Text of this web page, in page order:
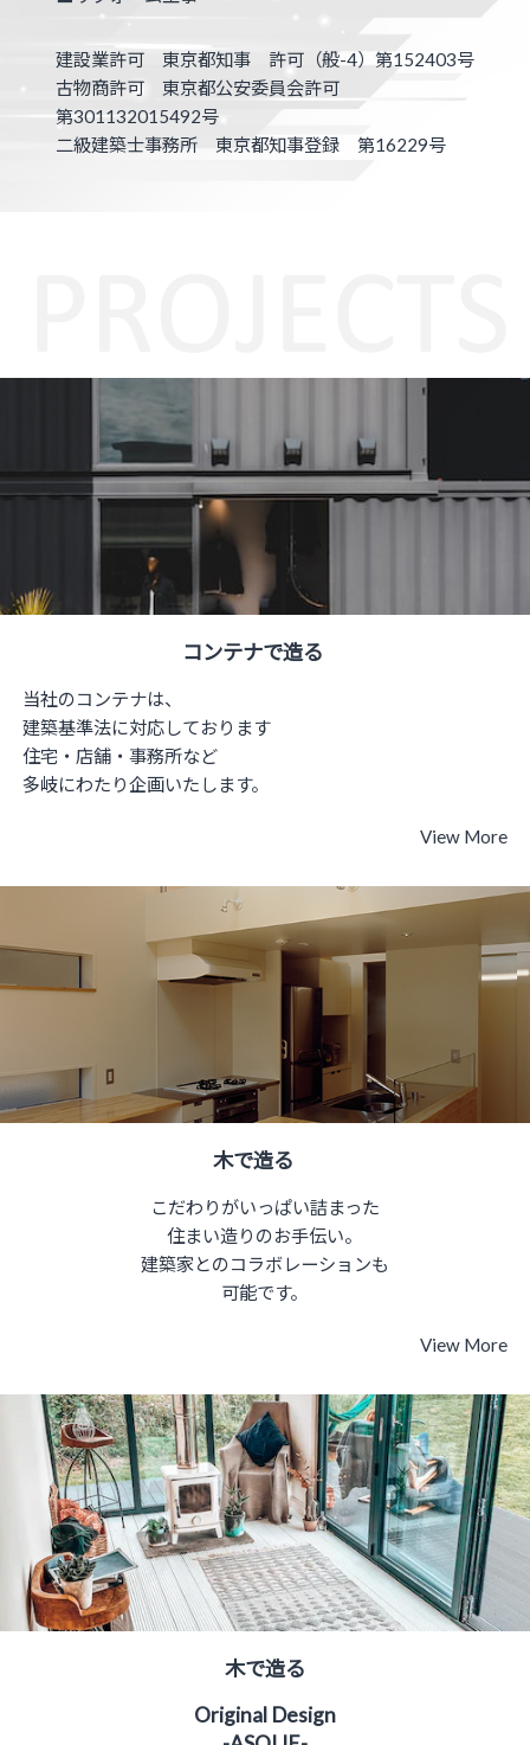
建設業許可 東京都知事 許可（般-4）第152403号
​古物商許可 東京都公安委員会許可
第301132015492号
二級建築士事務所 東京都知事登録 第16229号
コンテナで造る
当社のコンテナは、
建築基準法に対応しております
住宅・店舗・事務所など
多岐にわたり企画いたします。
View More
木で造る
こだわりがいっぱい詰まった
住まい造りのお手伝い。
建築家とのコラボレーションも
可能です。​
View More
木で造る
Original Design